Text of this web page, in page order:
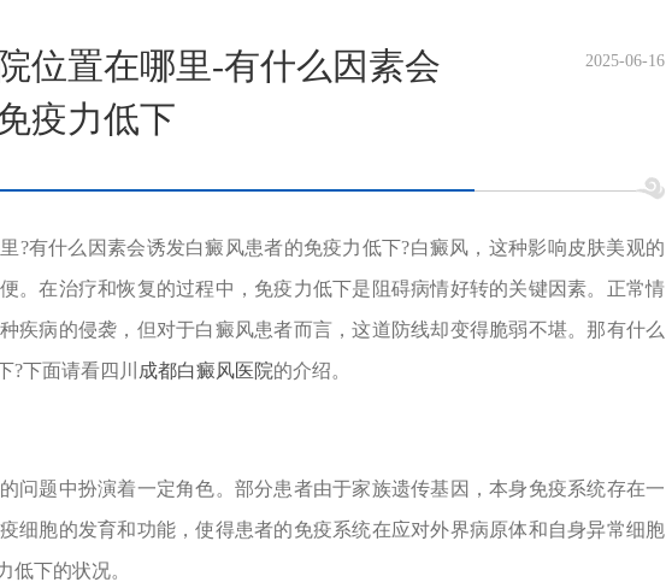
位置在哪里-有什么因素会
疫力低下
2025-06-16
?有什么因素会诱发白癜风患者的免疫力低下?白癜风，这种影响皮肤美观的
。在治疗和恢复的过程中，免疫力低下是阻碍病情好转的关键因素。正常情
疾病的侵袭，但对于白癜风患者而言，这道防线却变得脆弱不堪。那有什么
?下面请看四川
成都白癜风医院的介绍。
题中扮演着一定角色。部分患者由于家族遗传基因，本身免疫系统存在一
细胞的发育和功能，使得患者的免疫系统在应对外界病原体和自身异常细胞
低下的状况。